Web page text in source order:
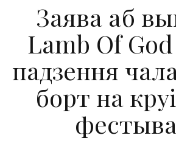
Заява аб
Lamb Of
падзення
борт на